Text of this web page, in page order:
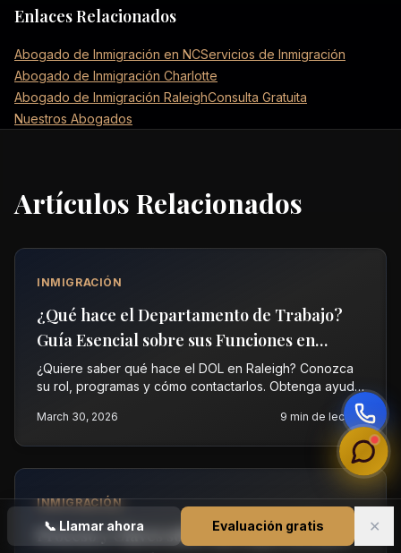
📞 Llamar ahora Evaluación gratis ✕
Enlaces Relacionados
Abogado de Inmigración en NCServicios de Inmigración
Abogado de Inmigración Charlotte
Abogado de Inmigración RaleighConsulta Gratuita
Nuestros Abogados
Artículos Relacionados
INMIGRACIÓN
¿Qué hace el Departamento de Trabajo?
Guía Esencial sobre sus Funciones en
Raleigh en 2026
¿Quiere saber qué hace el DOL en Raleigh? Conozca
su rol, programas y cómo contactarlos. Obtenga ayuda
experta en inmigración. Llame a Vasquez Law ahora.
March 30, 2026 9 min de lectura
INMIGRACIÓN
Proceso y Claves sobre las Deportaciones